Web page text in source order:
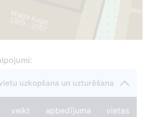
Maiga Kuģe
7
uzkopšana un uzturēšana
veikt apbedījuma vietas